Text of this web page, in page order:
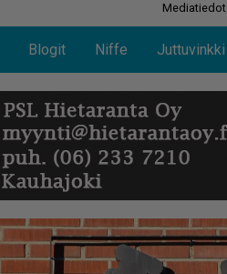
Mediatiedot
Blogit Niffe Juttuvinkki